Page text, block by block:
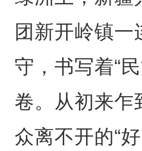
团新开岭镇
守，书写着“
卷。从初来乍
众离不开的“